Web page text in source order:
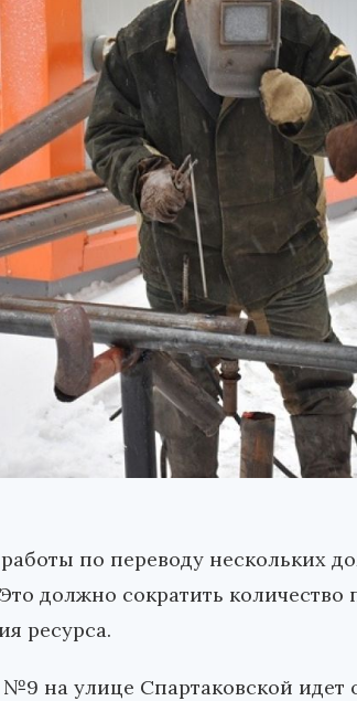
по переводу нескольких
должно сократить количество
ресурса.
на улице Спартаковской идет